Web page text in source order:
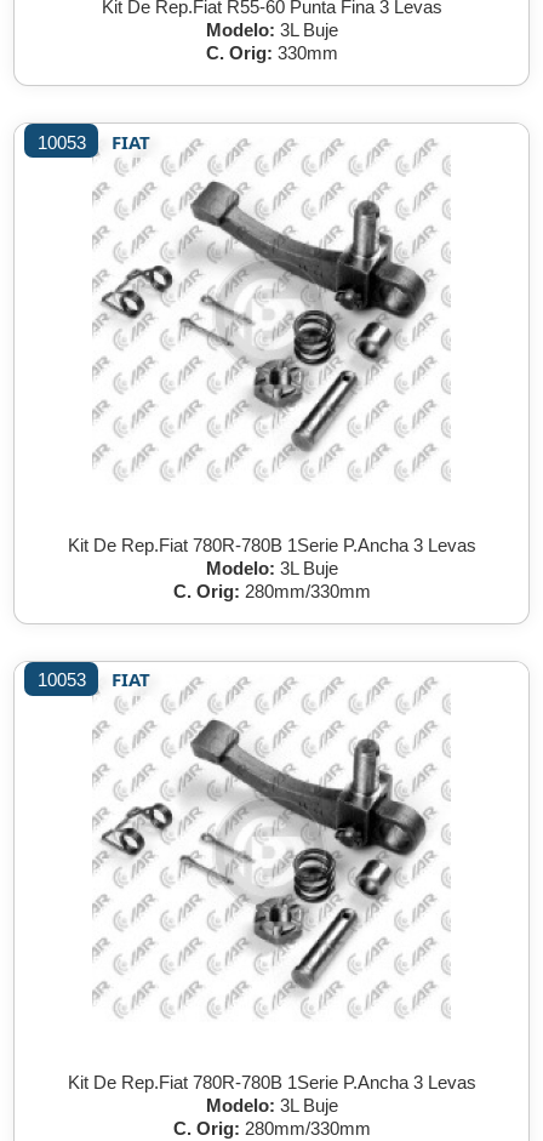
Kit De Rep.Fiat R55-60 Punta Fina 3 Levas
Modelo: 3L Buje
C. Orig: 330mm
10053 FIAT
Kit De Rep.Fiat 780R-780B 1Serie P.Ancha 3 Levas
Modelo: 3L Buje
C. Orig: 280mm/330mm
10053 FIAT
Kit De Rep.Fiat 780R-780B 1Serie P.Ancha 3 Levas
Modelo: 3L Buje
C. Orig: 280mm/330mm